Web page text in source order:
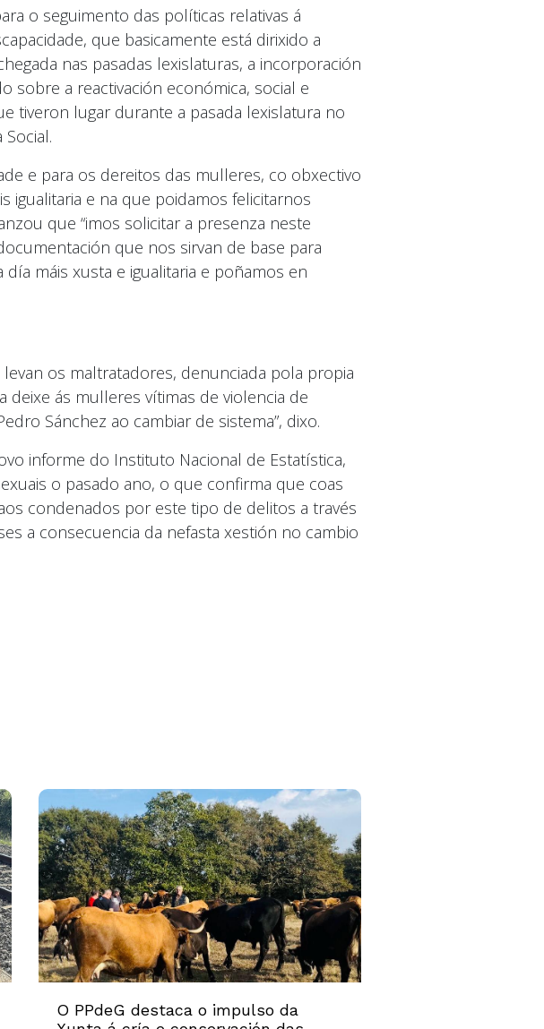
o seguimento das políticas relativas á
que basicamente está dirixido a
nas pasadas lexislaturas, a incorporación
sobre a reactivación económica, social e
tiveron lugar durante a pasada lexislatura no
e para os dereitos das mulleres, co obxectivo
igualitaria e na que poidamos felicitarnos
que “imos solicitar a presenza neste
que nos sirvan de base para
máis xusta e igualitaria e poñamos en
os maltratadores, denunciada pola propia
deixe ás mulleres vítimas de violencia de
Sánchez ao cambiar de sistema”, dixo.
informe do Instituto Nacional de Estatística,
o pasado ano, o que confirma que coas
condenados por este tipo de delitos a través
a consecuencia da nefasta xestión no cambio
O PPdeG destaca o impulso da